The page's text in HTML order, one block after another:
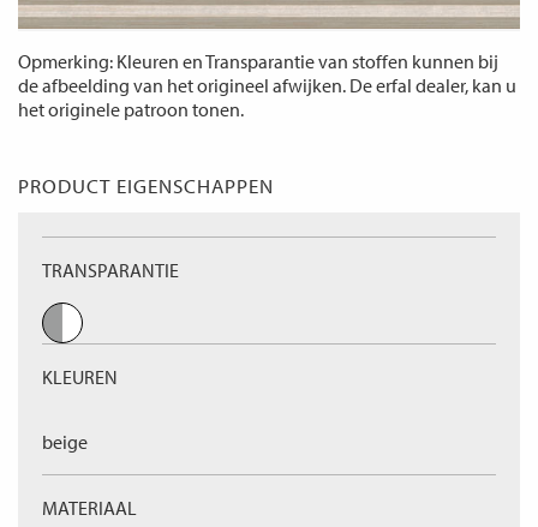
Opmerking: Kleuren en Transparantie van stoffen kunnen bij
de afbeelding van het origineel afwijken. De erfal dealer, kan u
het originele patroon tonen.
PRODUCT EIGENSCHAPPEN
TRANSPARANTIE
KLEUREN
beige
MATERIAAL